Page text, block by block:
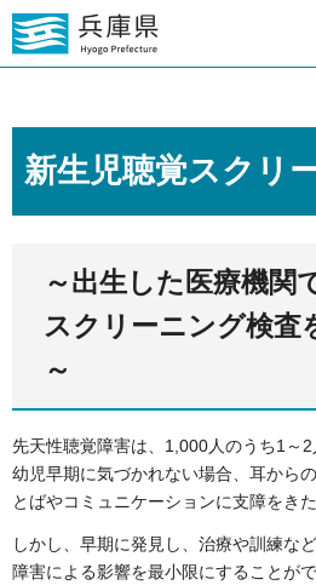
新生児聴覚スクリ
～出生した医療機関
スクリーニング検査
～
先天性聴覚障害は、1,000人のうち1～
幼児早期に気づかれない場合、耳から
とばやコミュニケーションに支障をきた
しかし、早期に発見し、治療や訓練な
障害による影響を最小限にすることがで